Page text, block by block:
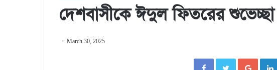
দেশবাসীকে ঈদুল ফিতরের
March 30, 2025
FacebookTwitter